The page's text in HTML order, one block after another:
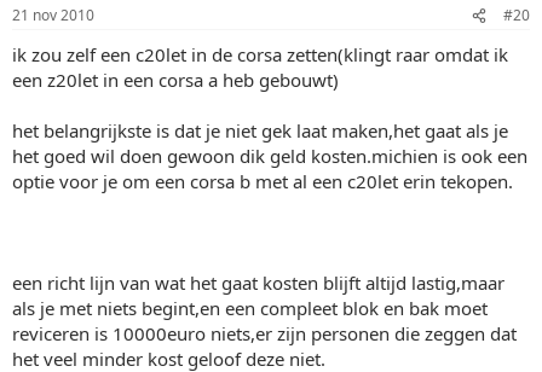
21 nov 2010 #20
ik zou zelf een c20let in de corsa zetten(klingt raar omdat ik
een z20let in een corsa a heb gebouwt)
het belangrijkste is dat je niet gek laat maken,het gaat als je
het goed wil doen gewoon dik geld kosten.michien is ook een
optie voor je om een corsa b met al een c20let erin tekopen.
een richt lijn van wat het gaat kosten blijft altijd lastig,maar
als je met niets begint,en een compleet blok en bak moet
reviceren is 10000euro niets,er zijn personen die zeggen dat
het veel minder kost geloof deze niet.